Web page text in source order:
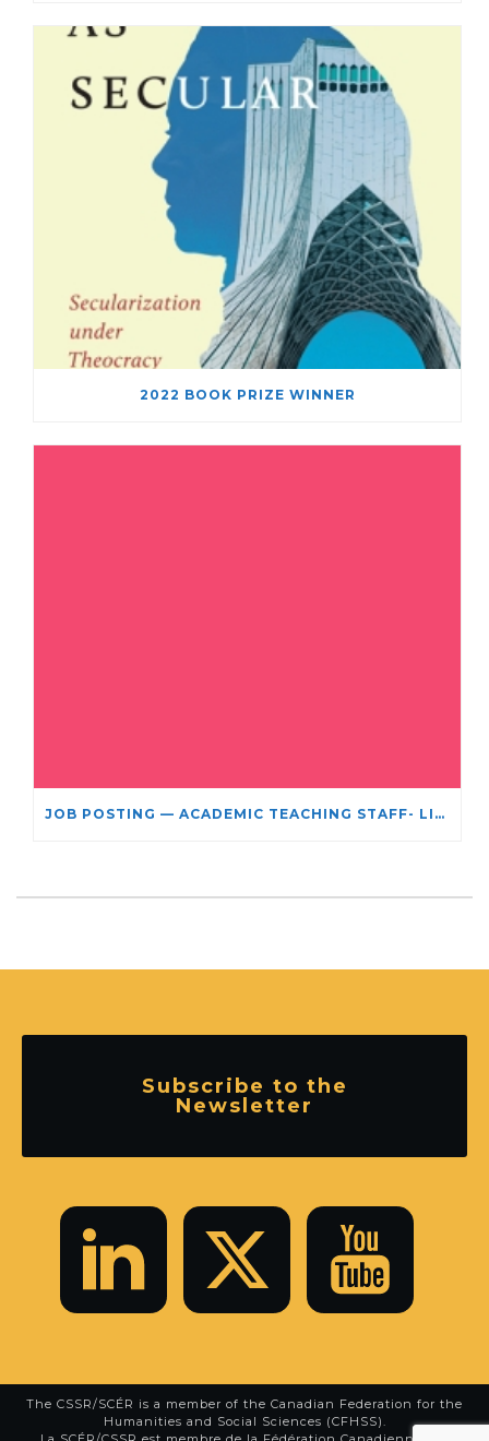
2022 BOOK PRIZE WINNER
JOB POSTING — ACADEMIC TEACHING STAFF- LIMITED TERM APPOINTMENT: RELIGIOUS STUDIES
Subscribe to the
Newsletter
The CSSR/SCÉR is a member of the Canadian Federation for the
Humanities and Social Sciences (CFHSS).